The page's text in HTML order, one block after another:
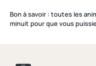
Bon à savoir : toutes les
minuit pour que vous